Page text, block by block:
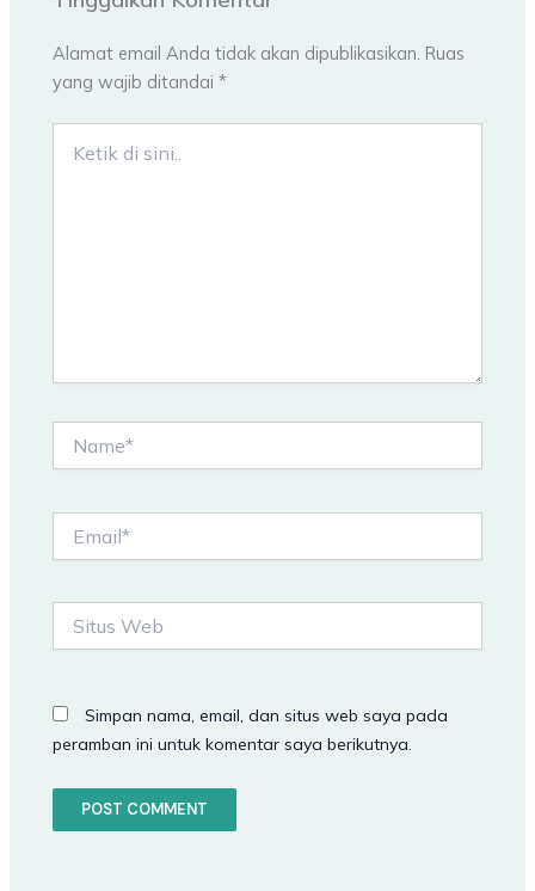
Alamat email Anda tidak akan dipublikasikan. Ruas
yang wajib ditandai*
Web
Simpan nama, email, dan situs web saya pada
peramban ini untuk komentar saya berikutnya.